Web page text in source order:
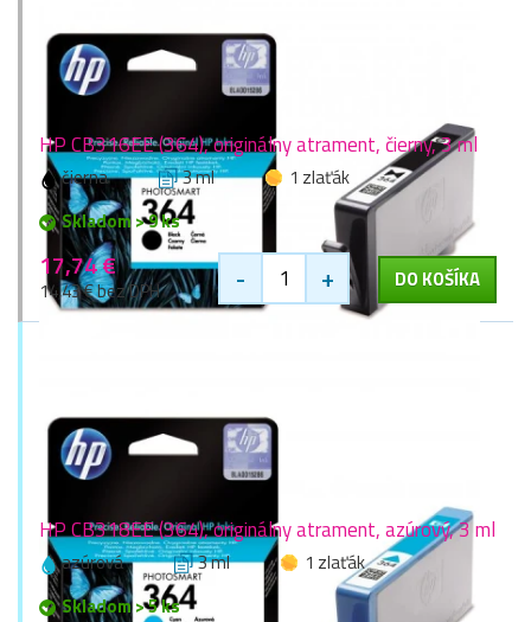
HP CB316EE (364), originálny atrament, čierny, 3 ml
čierna 3 ml
1 zlaťák
Skladom > 9 ks
17,74 €
14,43 € bez DPH - + DO KOŠÍKA
HP CB318EE (364), originálny atrament, azúrový, 3 ml
azúrová 3 ml
1 zlaťák
Skladom > 5 ks